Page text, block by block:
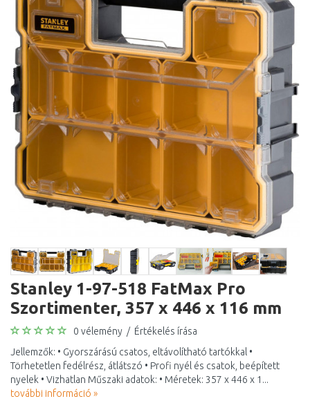
Stanley 1-97-518 FatMax Pro
Szortimenter, 357 x 446 x 116 mm
0 vélemény / Értékelés írása
Jellemzők: • Gyorszárású csatos, eltávolítható tartókkal •
Törhetetlen fedélrész, átlátszó • Profi nyél és csatok, beépített
nyelek • Vizhatlan Műszaki adatok: • Méretek: 357 x 446 x 1...
további információ »